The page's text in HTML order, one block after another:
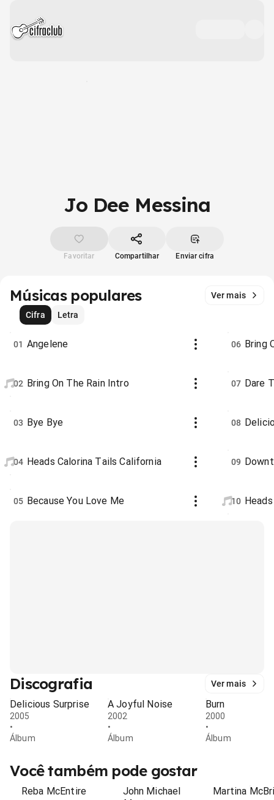
Jo Dee Messina
Favoritar Compartilhar Enviar cifra
Músicas populares
Ver mais
Cifra
Letra
01 Angelene
02 Bring On The Rain Intro
03 Bye Bye
04 Heads Calorina Tails California
05 Because You Love Me
06 Bring
07 Dare
08
09
10
Discografia Ver mais
Delicious Surprise
2005
•
Álbum
A Joyful Noise
2002
•
Álbum
Burn
2000
•
Álbum
Você também pode gostar
Reba McEntire
John Michael
Martina